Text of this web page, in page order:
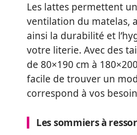
Les lattes permettent
ventilation du matelas,
ainsi la durabilité et
votre literie. Avec des
de 80×190 cm à
facile de trouver un
correspond à vos
Les sommiers à